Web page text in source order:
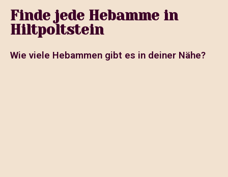
Finde jede Hebamme in
Hiltpoltstein
Wie viele Hebammen gibt es in deiner Nähe?